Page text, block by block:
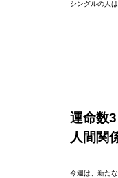
シングルの人
運命数3
人間関
今週は、新た